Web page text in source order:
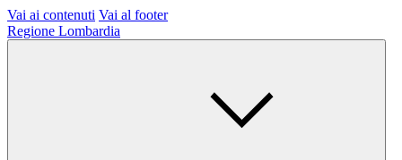
Vai ai contenuti Vai al footer
Regione Lombardia